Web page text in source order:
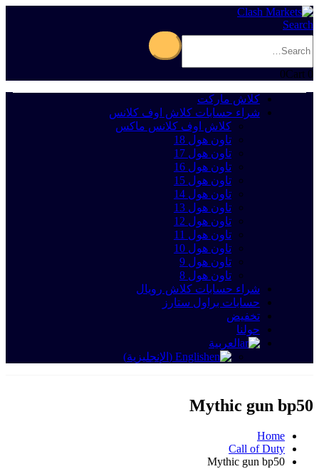
Search
0Cart 0
كلاش ماركت
شراء حسابات كلاش اوف كلانس
كلاش اوف كلانس ماكس
تاون هول 18
تاون هول 17
تاون هول 16
تاون هول 15
تاون هول 14
تاون هول 13
تاون هول 12
تاون هول 11
تاون هول 10
تاون هول 9
تاون هول 8
شراء حسابات كلاش رويال
حسابات براول ستارز
تخفيض
حولنا
العربية
English
( الإنجليزية)
Mythic gun bp50
Home
Call of Duty
Mythic gun bp50